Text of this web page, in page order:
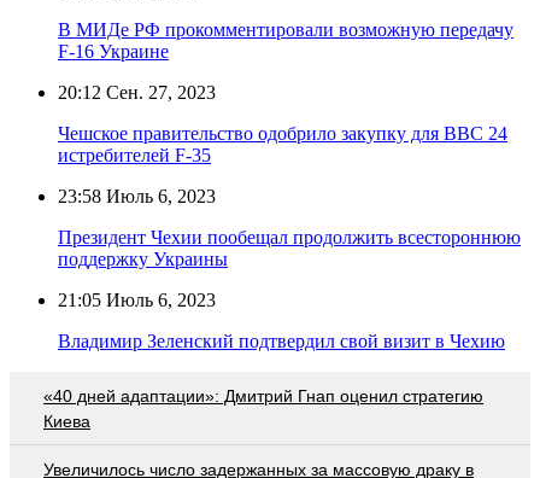
В МИДе РФ прокомментировали возможную передачу
F-16 Украине
20:12 Сен. 27, 2023
Чешское правительство одобрило закупку для ВВС 24
истребителей F-35
23:58 Июль 6, 2023
Президент Чехии пообещал продолжить всестороннюю
поддержку Украины
21:05 Июль 6, 2023
Владимир Зеленский подтвердил свой визит в Чехию
«40 дней адаптации»: Дмитрий Гнап оценил стратегию
Киева
Увеличилось число задержанных за массовую драку в